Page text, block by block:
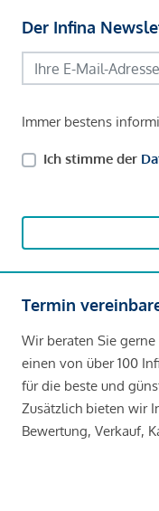
Der Infina
Immer bestens
Ich stimme der
Termin
Wir beraten Sie
einen von über 100
für die beste und
Zusätzlich bieten wir
Bewertung, Verkauf,